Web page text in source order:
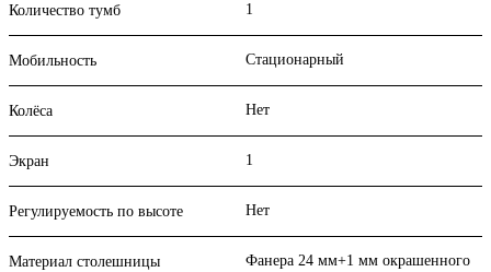
Количество тумб 1
Мобильность Стационарный
Колёса Нет
Экран 1
Регулируемость по высоте Нет
Материал столешницы
Фанера 24 мм+1 мм окрашенного